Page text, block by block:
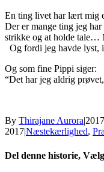
En ting livet har lært mig
Der er mange ting jeg
strikke og at holde tale…
Og fordi jeg havde lyst,
Og som fine Pippi siger:
“Det har jeg aldrig
By Thirajane Aurora|
2017|Næstekærlighed,
Del denne historie,